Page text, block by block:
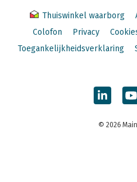
Thuiswinkel waarborg
Colofon
Privacy
Toegankelijkheidsverklaring
© 2026